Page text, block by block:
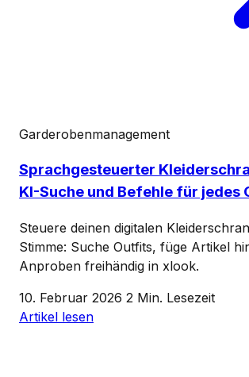
Garderobenmanagement
Sprachgesteuerter
KI-Suche und Befehle für jedes
Steuere deinen digitalen
Stimme: Suche Outfits, füge Artikel
Anproben freihändig in xlook.
10. Februar 2026 2 Min. Lesezeit
Artikel lesen